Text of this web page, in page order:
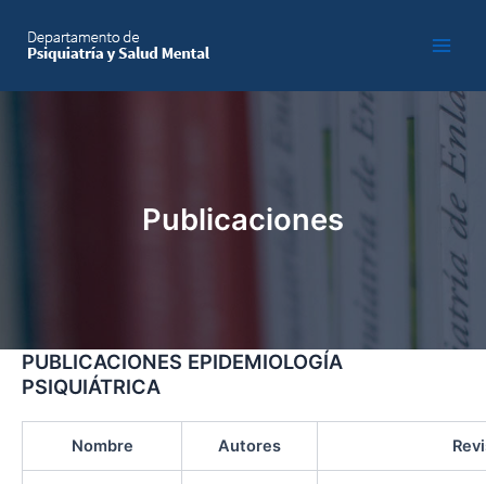
content
Publicaciones
PUBLICACIONES EPIDEMIOLOGÍA
PSIQUIÁTRICA
Nombre Autores